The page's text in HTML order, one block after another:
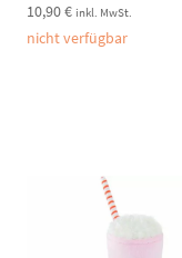
10,90€ inkl. MwSt.
nicht verfügbar